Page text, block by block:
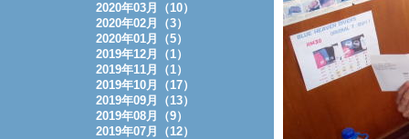
2020年03月（10）
2020年02月（3）
2020年01月（5）
2019年12月（1）
2019年11月（1）
2019年10月（17）
2019年09月（13）
2019年08月（9）
2019年07月（12）